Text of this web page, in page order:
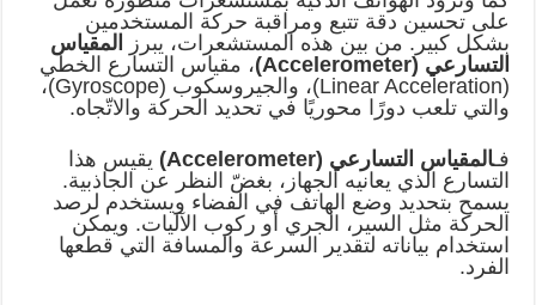
على تحسين دقة تتبع ومراقبة حركة المستخدمين
بشكل كبير. من بين هذه المستشعرات، يبرز
المقياس
التسارعي (Accelerometer)
، مقياس التسارع الخطي
(Linear Acceleration)، والجيروسكوب (Gyroscope)،
والتي تلعب دورًا محوريًا في تحديد الحركة والاتّجاه.
فـالمقياس التسارعي (Accelerometer)
يقيس هذا
التسارع الذي يعانيه الجهاز، بغضّ النظر عن الجاذبية.
يسمح بتحديد وضع الهاتف في الفضاء ويستخدم لرصد
الحركة مثل السير، الجري أو ركوب الآليات. ويمكن
استخدام بياناته لتقدير السرعة والمسافة التي قطعها
الفرد.